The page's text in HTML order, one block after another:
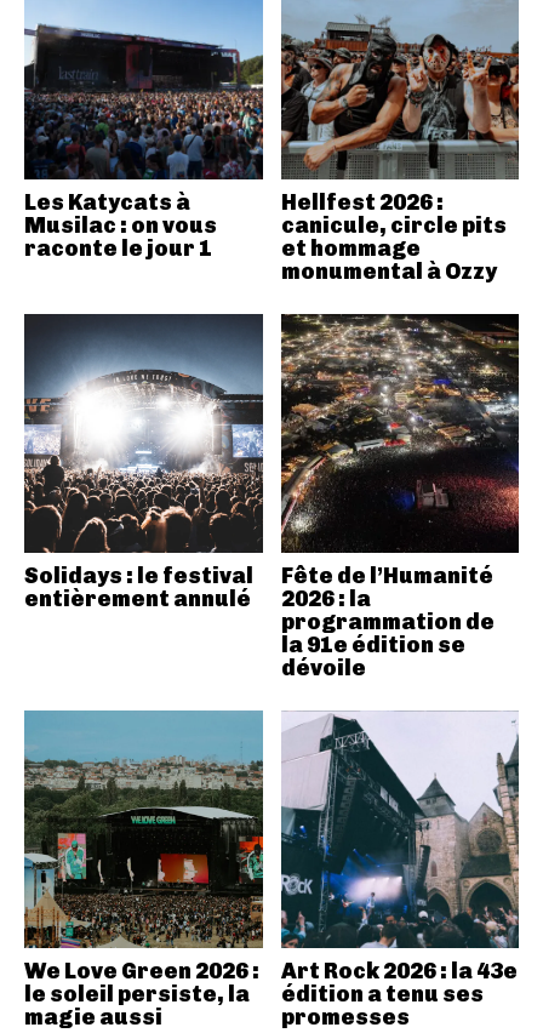
Les Katycats à
Musilac : on vous
raconte le jour 1
Hellfest 2026 :
canicule, circle pits
et hommage
monumental à Ozzy
Solidays : le festival
entièrement annulé
Fête de l’Humanité
2026 : la
programmation de
la 91e édition se
dévoile
We Love Green 2026 :
le soleil persiste, la
magie aussi
Art Rock 2026 : la 43e
édition a tenu ses
promesses